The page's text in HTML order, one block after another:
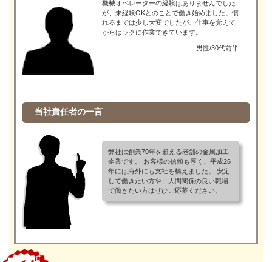
機械オペレーターの経験はありませんでした
が、未経験OKとのことで働き始めました。慣
れるまでは少し大変でしたが、仕事を覚えて
からはラクに作業できています。
男性/30代前半
当社責任者の一言
弊社は創業70年を超える老舗の金属加工
企業です。 お客様の信頼も厚く、平成26
年には海外にも支社を構えました。 安定
して働きたい方や、人間関係の良い職場
で働きたい方はぜひご応募ください。